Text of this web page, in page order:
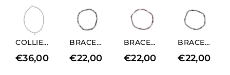
COLLIER EN HÉMATITE NATURELLE AVEC CHARM EN FORME DE CŒUR (LONGUEUR COURTE)
€36,00
BRACELET ÉLASTIQUE POUR HOMME EN RHODIUM ET HÉMATITE NATURELLE
€22,00
BRACELET ÉLASTIQUE POUR HOMME EN HÉMATITE ET AMÉTHYSTE RHODIÉES
€22,00
BRACELET ÉLASTIQUE POUR HOMME EN RHODIUM ET HÉMATITE NATURELLE
€22,00